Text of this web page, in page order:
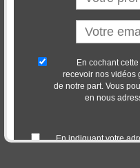
En cochant
recevoir nos vidéos
de notre part. Vous
en nous
En indiquant votre